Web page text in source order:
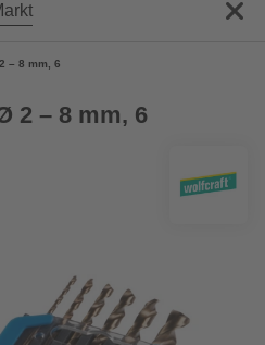
– 8 mm, 6
2 – 8 mm, 6